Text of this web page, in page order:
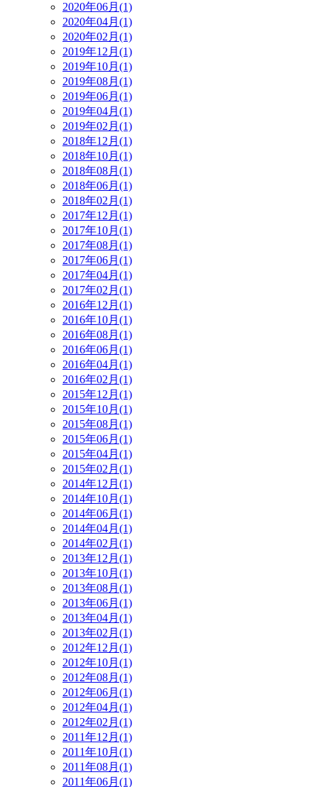
2020年06月(1)
2020年04月(1)
2020年02月(1)
2019年12月(1)
2019年10月(1)
2019年08月(1)
2019年06月(1)
2019年04月(1)
2019年02月(1)
2018年12月(1)
2018年10月(1)
2018年08月(1)
2018年06月(1)
2018年02月(1)
2017年12月(1)
2017年10月(1)
2017年08月(1)
2017年06月(1)
2017年04月(1)
2017年02月(1)
2016年12月(1)
2016年10月(1)
2016年08月(1)
2016年06月(1)
2016年04月(1)
2016年02月(1)
2015年12月(1)
2015年10月(1)
2015年08月(1)
2015年06月(1)
2015年04月(1)
2015年02月(1)
2014年12月(1)
2014年10月(1)
2014年06月(1)
2014年04月(1)
2014年02月(1)
2013年12月(1)
2013年10月(1)
2013年08月(1)
2013年06月(1)
2013年04月(1)
2013年02月(1)
2012年12月(1)
2012年10月(1)
2012年08月(1)
2012年06月(1)
2012年04月(1)
2012年02月(1)
2011年12月(1)
2011年10月(1)
2011年08月(1)
2011年06月(1)